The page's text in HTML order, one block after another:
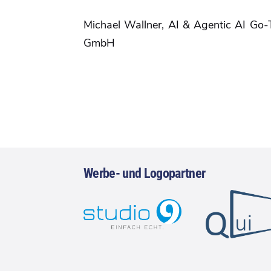
Michael Wallner, AI & Agentic AI Go-
GmbH
Werbe- und Logopartner